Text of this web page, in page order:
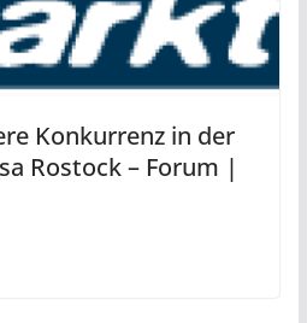
Konkurrenz in der
Rostock – Forum |